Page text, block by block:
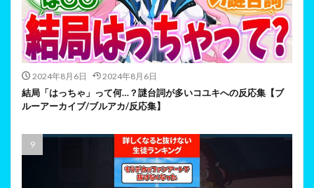
2024年8月6日 2024年8月6日
結局「はっちゃ」って何…？謎台詞が多いコユキへの反応集【ブ
ルーアーカイブ/ブルアカ/反応集】